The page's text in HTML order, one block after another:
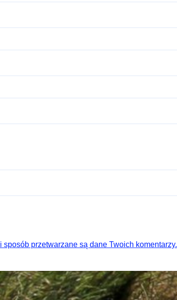
sposób przetwarzane są dane Twoich komentarzy.